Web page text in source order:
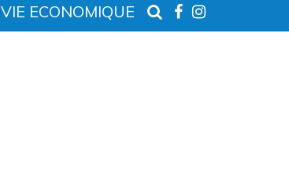
VIE ECONOMIQUE RECHERCHE
LIEN
VERSVERS